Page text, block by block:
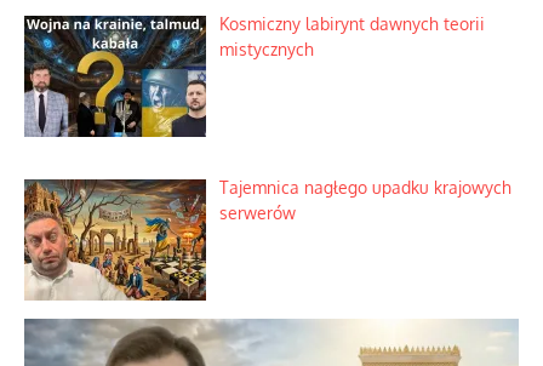
Kosmiczny labirynt dawnych teorii
mistycznych
Tajemnica nagłego upadku krajowych
serwerów